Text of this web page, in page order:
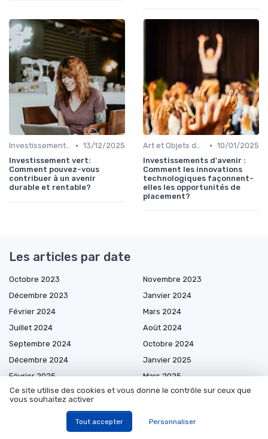
Investissements Écologiques et Durables • 13/12/2025
Investissement vert:
Comment pouvez-vous
contribuer à un avenir
durable et rentable?
Art et Objets de Collection • 10/01/2025
Investissements d'avenir :
Comment les innovations
technologiques façonnent-
elles les opportunités de
placement?
Les articles par date
Octobre 2023
Novembre 2023
Décembre 2023
Janvier 2024
Février 2024
Mars 2024
Juillet 2024
Août 2024
Septembre 2024
Octobre 2024
Décembre 2024
Janvier 2025
Février 2025
Mars 2025
Avril 2025
Mai 2025
Septembre 2025
Ce site utilise des cookies et vous donne le contrôle sur ceux que
vous souhaitez activer
Tout accepter Personnaliser